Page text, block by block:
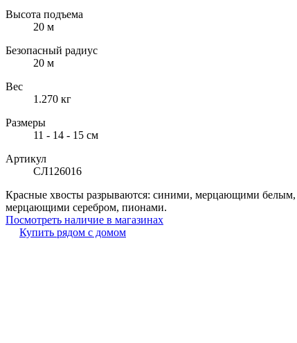
Высота подъема
20 м
Безопасный радиус
20 м
Вес
1.270 кг
Размеры
11 - 14 - 15 см
Артикул
CЛ126016
Красные хвосты разрываются: синими, мерцающими
мерцающими серебром, пионами.
Посмотреть наличие в магазинах
Купить рядом с домом